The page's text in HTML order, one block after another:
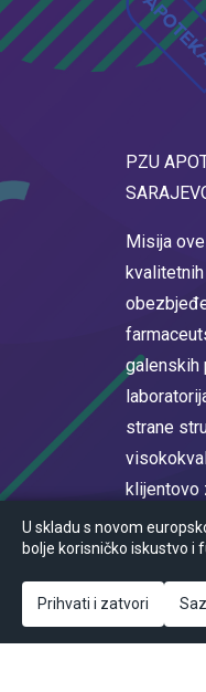
PZU
Misija
galenskih
strane
klijentovo
na prvom
65-05-
U skladu s novom
bolje korisničko iskustvo i
Prihvati i zatvori